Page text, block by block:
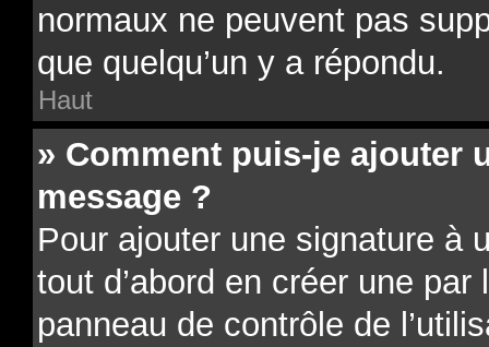
normaux ne peuvent pas
que quelqu’un y a répondu.
Haut
» Comment puis-je ajouter
message ?
Pour ajouter une signature à
tout d’abord en créer une par
panneau de contrôle de